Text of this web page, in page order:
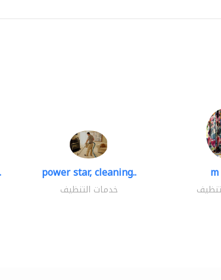
power star, cleaning..
خدمات التنظيف